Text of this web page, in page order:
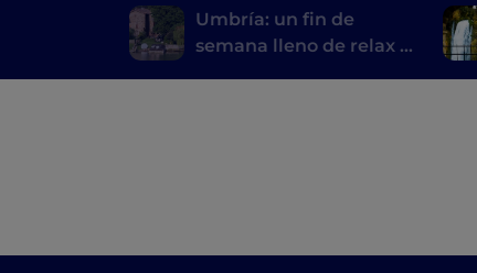
Umbría: un fin de
semana lleno de relax y